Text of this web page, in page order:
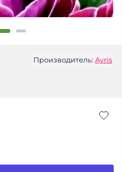
Производитель: Ayris